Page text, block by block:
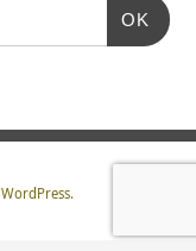
OK
WordPress.